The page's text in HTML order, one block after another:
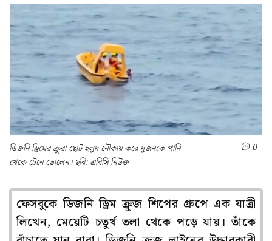
ডিজনি ড্রিমের ক্রুরা ছোট হলুদ নৌকায় করে দুজনকে পানি
থেকে টেনে তোলেন। ছবি: এবিসি নিউজ
0
ফেসবুকে ডিজনি ড্রিম ক্রুজ শিপের গ্রুপে এক যাত্রী
লিখেন, মেয়েটি চতুর্থ তলা থেকে পড়ে যায়। তাঁকে